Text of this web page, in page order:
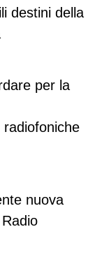
destini della
per la
radiofoniche
nuova